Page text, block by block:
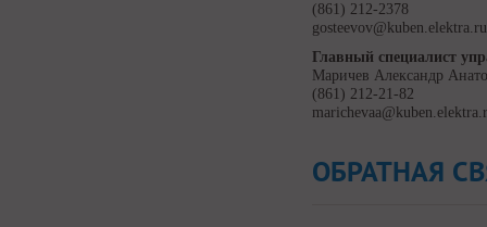
(861) 212-2378
gosteevov@kuben.elektra.ru
Главный специалист
Маричев Александр
(861) 212-21-82
ОБРАТНАЯ